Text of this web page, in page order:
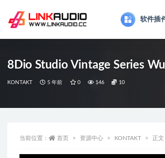
软件插
8Dio Studio Vintage Series
KONTAKT 5 年前 0 146 10
当前位置： 首页 资源中心 KONTAKT 正文